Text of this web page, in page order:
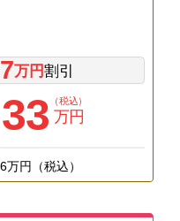
7万円割引
33 万円
（税込）
6万円（税込）